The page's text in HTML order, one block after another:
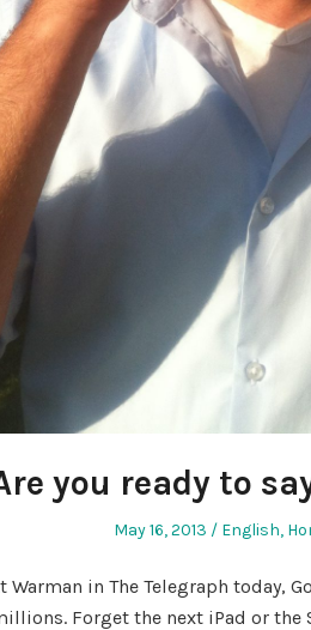
you ready to
Posted
May 16, 2013
Posted
English,
Warman in The Telegraph today,
Forget the next iPad or the